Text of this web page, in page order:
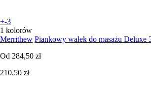
+-3
1 kolorów
Merrithew Piankowy wałek do masażu Deluxe
Od 284,50 zł
210,50 zł